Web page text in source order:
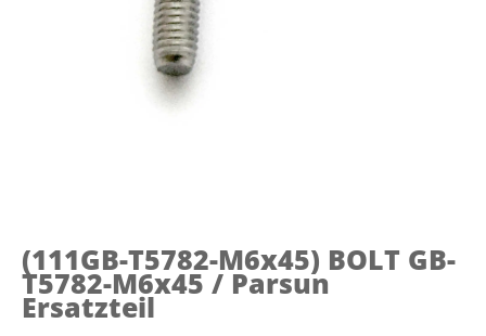
(111GB-T5782-M6x45) BOLT GB-
T5782-M6x45 / Parsun
Ersatzteil